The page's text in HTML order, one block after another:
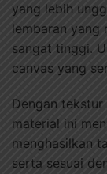
yang lebih
lembaran yang
sangat tinggi.
canvas yang
Dengan
material ini
menghasilkan
serta sesuai